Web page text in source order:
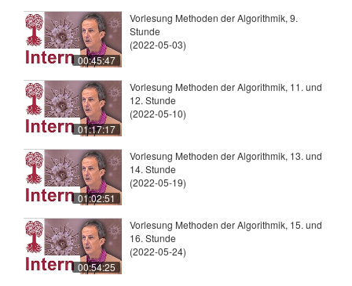
00:45:47
Vorlesung Methoden der Algorithmik, 9.
Stunde
(2022-05-03)
01:17:17
Vorlesung Methoden der Algorithmik, 11. und
12. Stunde
(2022-05-10)
01:02:51
Vorlesung Methoden der Algorithmik, 13. und
14. Stunde
(2022-05-19)
00:54:25
Vorlesung Methoden der Algorithmik, 15. und
16. Stunde
(2022-05-24)